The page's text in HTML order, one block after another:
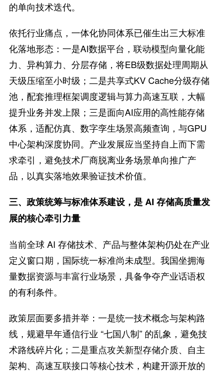
的单向技术迭代。
依托行业痛点，一体化协同体系已催生出三大标准
化落地形态：一是AI数据平台，联动模型向量化能
力、异构算力、分层存储，将EB级数据处理周期从
天级压缩至小时级；二是共享式KV Cache分级存储
池，配套推理框架调度逻辑与算力高速互联，大幅
提升业务并发上限；三是面向AI应用的高性能存储
体系，适配仿真、数字孪生场景高频查询，与GPU
中心架构深度协同。产业发展应当坚持自上而下需
求牵引，避免技术厂商脱离业务场景单向推广产
品，以真实落地效果验证技术价值。
三、政策统筹与标准体系建设，是 AI 存储高质量发
展的核心牵引力量
当前全球 AI 存储技术、产品与整体架构仍处在产业
定义窗口期，国际统一标准尚未成型。我国坐拥海
量数据资源与丰富行业场景，具备争夺产业话语权
的有利条件。
政策层面要多措并举：一是统一技术概念与架构路
线，规避早年通信行业 “七国八制” 的乱象，避免技
术路线碎片化；二是重点攻关新型存储介质、自主
架构、高速互联接口等核心技术，构建开源开放的